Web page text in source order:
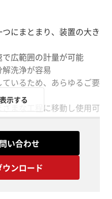
にまとまり、装置の大き
広範囲の計量が可能
解洗浄が容易
いるため、あらゆるご要
まな工程に移動し使用可
示する
い合わせ
ンロード